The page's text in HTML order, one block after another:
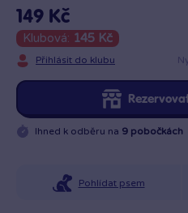
149 Kč
Klubová: 145 Kč
Přihlásit do klubu
Ihned k odběru na 9 pobočkách
Pohlídat psem